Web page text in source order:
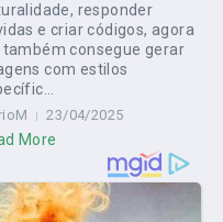
responder
e criar códigos, agora
também consegue gerar
com estilos
23/04/2025
More